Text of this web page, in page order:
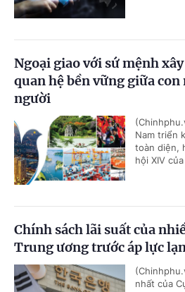
Ngoại giao với sứ mệnh
quan hệ bền vững giữa
người
Nam triển
toàn diện,
hội XIV
Chính sách lãi suất của
Trung ương trước áp lực
nhất của